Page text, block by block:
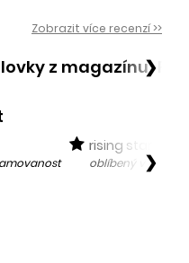
Zobrazit více recenzí >>
z magazínu❯
rising star
oblíbený v❯